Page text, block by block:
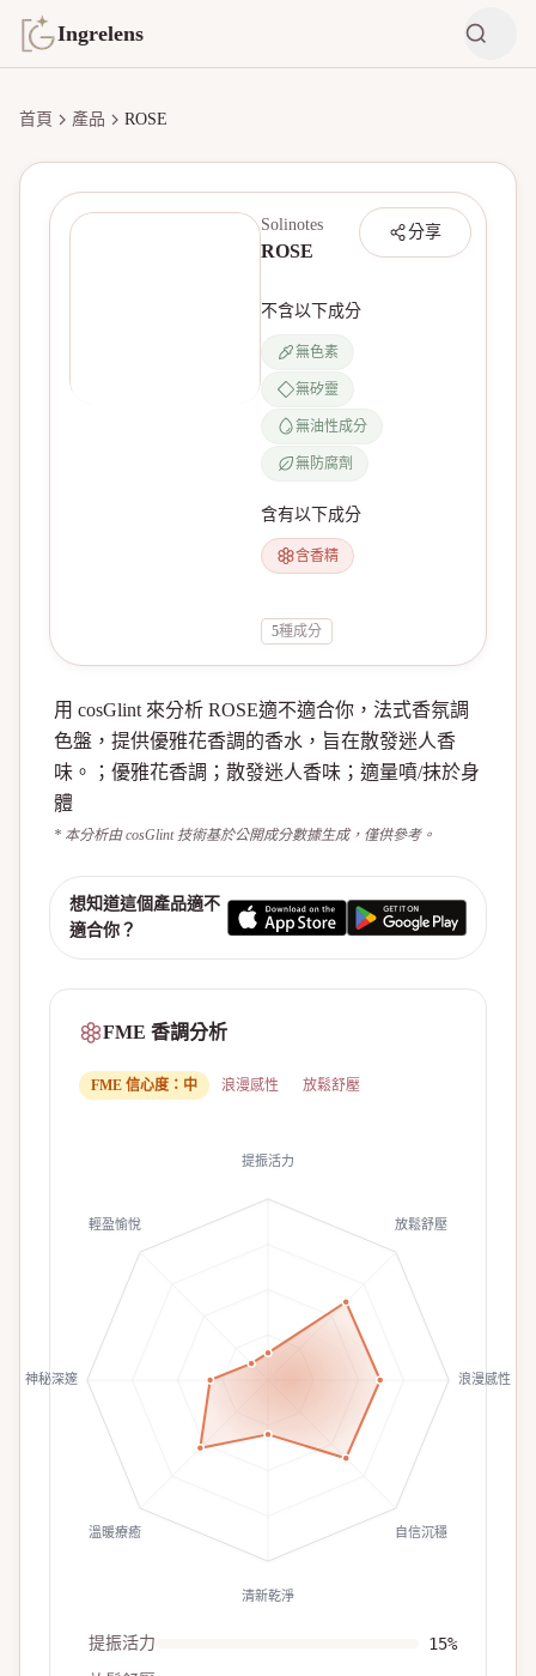
Ingrelens
首頁 產品 ROSE
分享
Solinotes
ROSE
不含以下成分
無色素
無矽靈
無油性成分
無防腐劑
含有以下成分
含香精
5種成分
用 cosGlint 來分析 ROSE適不適合你，法式香氛調
色盤，提供優雅花香調的香水，旨在散發迷人香
味。；優雅花香調；散發迷人香味；適量噴/抹於身
體
* 本分析由 cosGlint 技術基於公開成分數據生成，僅供參考。
想知道這個產品適不
適合你？
FME 香調分析
FME 信心度： 中 浪漫感性 放鬆舒壓
提振活力
放鬆舒壓
浪漫感性
自信沉穩
清新乾淨
溫暖療癒
神秘深邃
輕盈愉悅
提振活力 15%